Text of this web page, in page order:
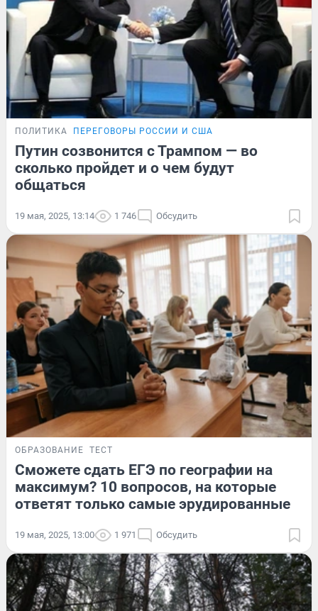
ПОЛИТИКА ПЕРЕГОВОРЫ РОССИИ И США
Путин созвонится с Трампом — во
сколько пройдет и о чем будут
общаться
19 мая, 2025, 13:14 1 746 Обсудить
ОБРАЗОВАНИЕ ТЕСТ
Сможете сдать ЕГЭ по географии на
максимум? 10 вопросов, на которые
ответят только самые эрудированные
19 мая, 2025, 13:00 1 971 Обсудить